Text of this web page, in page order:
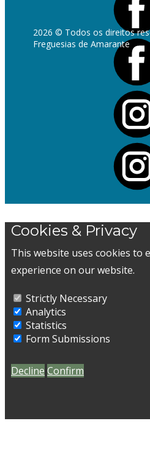
2026 © Todos os direitos
Freguesias de Amarante
Cookies & Privacy
This website uses cookies to
experience on our website.
Strictly Necessary
Analytics
Statistics
Form Submissions
Decline Confirm